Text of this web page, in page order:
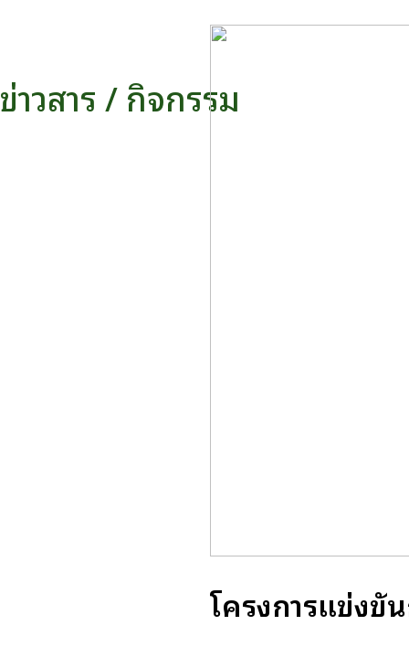
ข่าวสาร / กิจกรรม
โครงการแข่ง